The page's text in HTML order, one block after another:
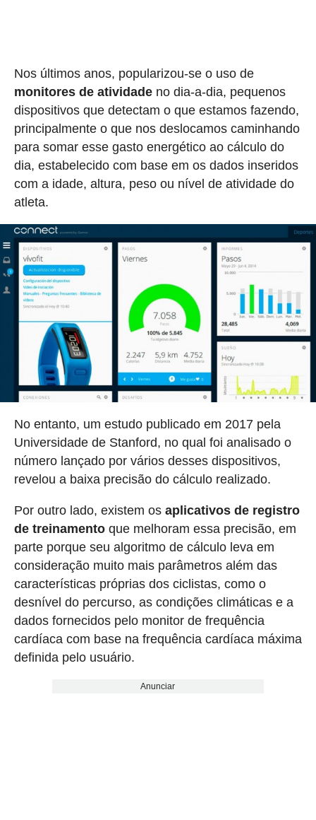
Nos últimos anos, popularizou-se o uso de
monitores de atividadeno dia-a-dia, pequenos
dispositivos que detectam o que estamos fazendo,
principalmente o que nos deslocamos caminhando
para somar esse gasto energético ao cálculo do
dia, estabelecido com base em os dados inseridos
com a idade, altura, peso ou nível de atividade do
atleta.
No entanto, um estudo publicado em 2017 pela
Universidade de Stanford, no qual foi analisado o
número lançado por vários desses dispositivos,
revelou a baixa precisão do cálculo realizado.
Por outro lado, existem os aplicativos de registro
de treinamentoque melhoram essa precisão, em
parte porque seu algoritmo de cálculo leva em
consideração muito mais parâmetros além das
características próprias dos ciclistas, como o
desnível do percurso, as condições climáticas e a
dados fornecidos pelo monitor de frequência
cardíaca com base na frequência cardíaca máxima
definida pelo usuário.
Anunciar